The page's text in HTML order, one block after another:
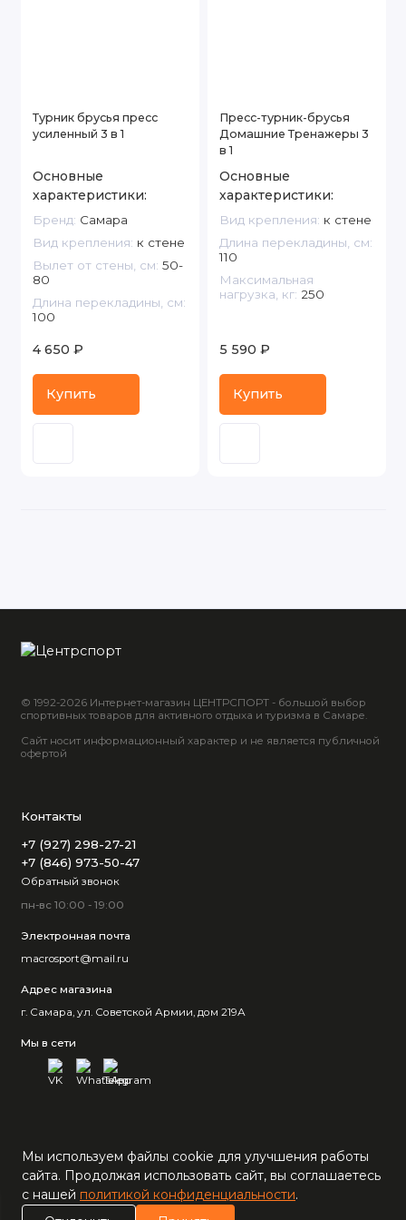
Турник брусья пресс
усиленный 3 в 1
Основные
характеристики:
Бренд: Самара
Вид крепления: к стене
Вылет от стены, см: 50-
80
Длина перекладины, см:
100
4 650 ₽
Купить
Пресс-турник-брусья
Домашние Тренажеры 3
в 1
Основные
характеристики:
Вид крепления: к стене
Длина перекладины, см:
110
Максимальная
нагрузка, кг: 250
5 590 ₽
Купить
© 1992-2026 Интернет-магазин ЦЕНТРСПОРТ - большой выбор
спортивных товаров для активного отдыха и туризма в Самаре.
Сайт носит информационный характер и не является публичной
офертой
Контакты
+7 (927) 298-27-21
+7 (846) 973-50-47
Обратный звонок
пн-вс 10:00 - 19:00
Электронная почта
macrosport@mail.ru
Адрес магазина
г. Самара, ул. Советской Армии, дом 219А
Мы в сети
Мы используем файлы cookie для улучшения работы
сайта. Продолжая использовать сайт, вы соглашаетесь
с нашей политикой конфиденциальности.